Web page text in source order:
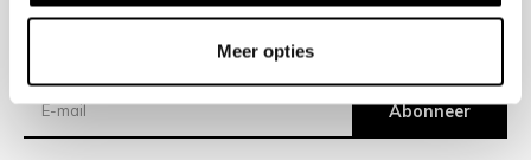
Meer opties
Abonneer